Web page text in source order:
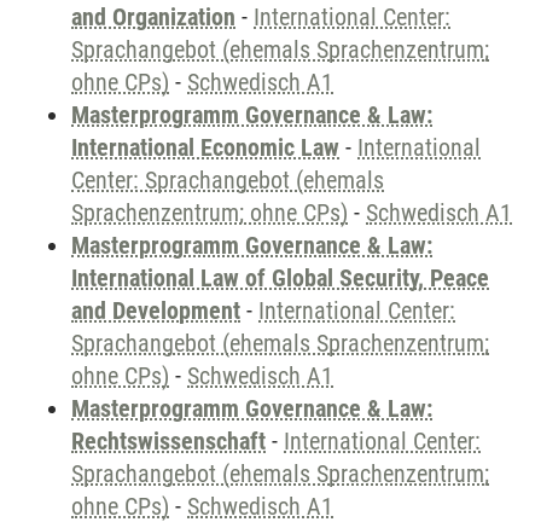
and Organization - International Center:
Sprachangebot (ehemals Sprachenzentrum;
ohne CPs) - Schwedisch A1
Masterprogramm Governance & Law:
International Economic Law - International
Center: Sprachangebot (ehemals
Sprachenzentrum; ohne CPs) - Schwedisch A1
Masterprogramm Governance & Law:
International Law of Global Security, Peace
and Development - International Center:
Sprachangebot (ehemals Sprachenzentrum;
ohne CPs) - Schwedisch A1
Masterprogramm Governance & Law:
Rechtswissenschaft - International Center:
Sprachangebot (ehemals Sprachenzentrum;
ohne CPs) - Schwedisch A1